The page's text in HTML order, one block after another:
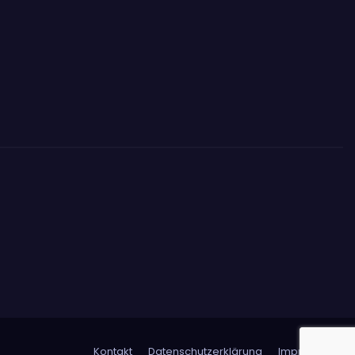
Kontakt Datenschutzerklärung Impressum